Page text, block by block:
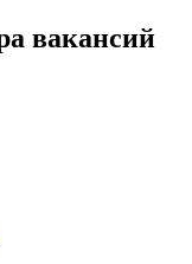
вакансий